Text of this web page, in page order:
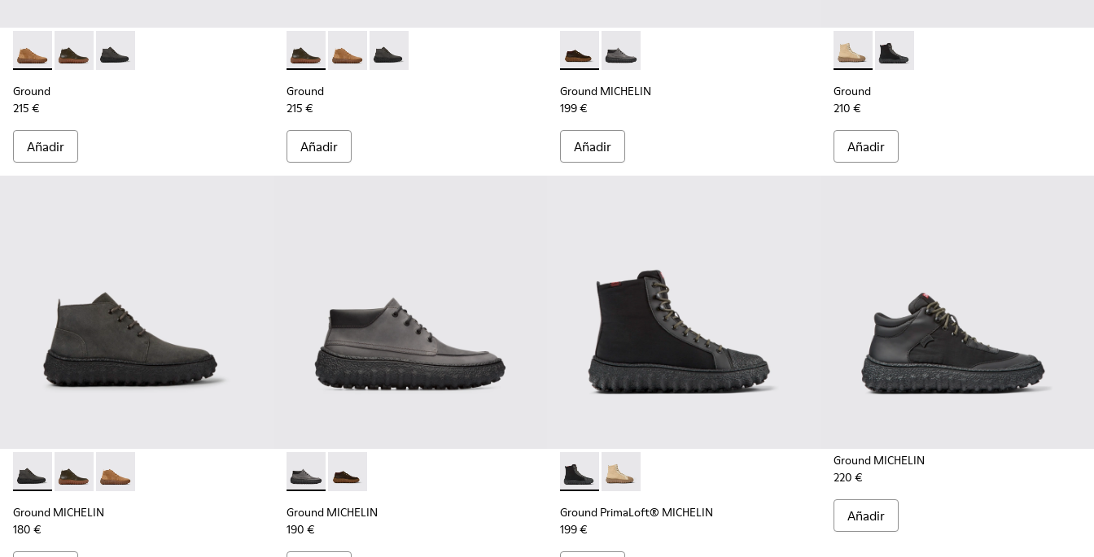
Ground - K300330-019 - Botines de ante marrones para hombre.
Ground - K300330-020 - Botines de piel verdes para hombre.
Ground - K300330-006 - Botines de ante encerado en color gris oscuro
Ground
215 €
Añadir
Ground - K300330-020 - Botines de piel verdes para hombre.
Ground - K300330-019 - Botines de ante marrones para hombre.
Ground - K300330-006 - Botines de ante encerado en color gris oscuro
Ground
215 €
Añadir
Ground MICHELIN - K300332-004 - Zapatos de ante encerado marrón oscuro
Ground MICHELIN - K300332-002 - Botín para hombre
Ground MICHELIN
199 €
Añadir
Ground - K300405-010 - Botines beiges de
Ground - K300405-011 - Botines
Ground
210 €
Añadir
Ground MICHELIN - K300330-006 - Botines de ante encerado en color gris oscuro
Ground MICHELIN - K300330-020 - Botines de piel verdes para hombre.
Ground MICHELIN - K300330-019 - Botines de ante marrones para hombre.
Ground MICHELIN
180 €
Ground MICHELIN - K300332-002 - Botín para hombre
Ground MICHELIN - K300332-004 - Zapatos de ante encerado marrón oscuro
Ground MICHELIN
190 €
Ground PrimaLoft® MICHELIN - K300405-011 - Botines negros de tejido y piel para hombre
Ground PrimaLoft® MICHELIN - K300405-010 - Botines beiges de tejido y piel para
Ground PrimaLoft® MICHELIN
199 €
Ground MICHELIN
220 €
Añadir